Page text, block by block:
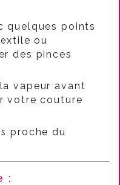
quelques points
ou
des pinces
vapeur avant
votre couture
proche du
: